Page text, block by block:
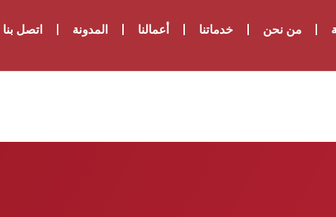
من نحن خدماتنا أعمالنا المدونة اتصل بنا